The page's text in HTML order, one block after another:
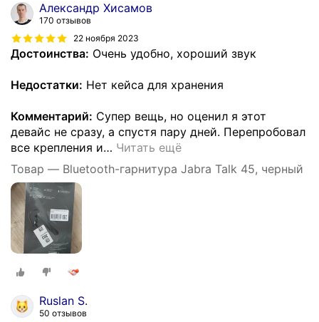
Александр Хисамов
170 отзывов
22 ноября 2023
Достоинства: Очень удобно, хороший звук
Недостатки: Нет кейса для хранения
Комментарий: Супер вещь, но оценил я этот
девайс не сразу, а спустя пару дней. Перепробовал
все крепления и… Читать ещё
Товар — Bluetooth-гарнитура Jabra Talk 45, черный
Ruslan S.
50 отзывов